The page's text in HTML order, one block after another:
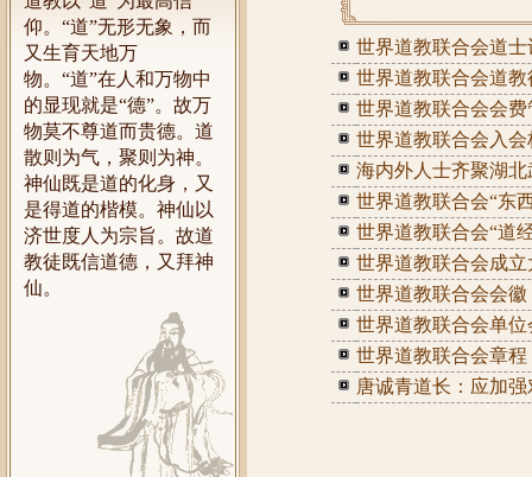
仰。“道”无形无象，而
又生育天地万
物。“道”在人和万物中
的显现就是“德”。故万
物莫不尊道而贵德。道
散则为气，聚则为神。
神仙既是道的化身，又
是得道的楷模。神仙以
济世度人为宗旨。故道
教徒既信道德，又拜神
仙。
世界道教联合会道士
世界道教联合会道教
世界道教联合会会费
世界道教联合会入会
海内外人士齐聚湖北
世界道教联合会“东
世界道教联合会“道
世界道教联合会成
世界道教联合会会徽
世界道教联合会单位
世界道教联合会章程
唐诚青道长：应加